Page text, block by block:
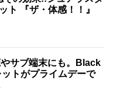
『ザ・体感！！』
やサブ端末にも。Black
トがプライムデーで